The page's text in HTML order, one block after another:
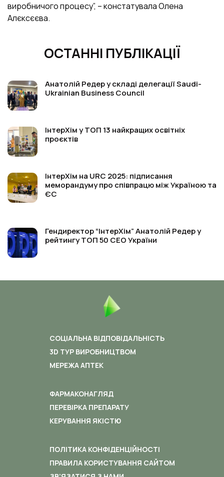
виробничого процесу”, – констатувала Олена
Алєксєєва.
ОСТАННІ ПУБЛІКАЦІЇ
Анатолій Редер у складі делегації Saudi-
Ukrainian Business Council
ІнтерХім у ТОП 13 найкращих освітніх
проєктів
ІнтерХім на URC 2025: підписання
меморандуму про співпрацю між Україною та
ЄС
Гендиректор “ІнтерХім” Анатолій Редер у
рейтингу ТОП 50 СЕО України
СОЦІАЛЬНА ВІДПОВІДАЛЬНІСТЬ
3D ТУР ВИРОБНИЦТВОМ
МЕРЕЖА АПТЕК
ФАРМАКОНАГЛЯД
ПЕРЕВІРКА ПРЕПАРАТУ
КЕРУВАННЯ ЯКІСТЮ
ПОЛІТИКА КОНФІДЕНЦІЙНОСТІ
ПРАВИЛА КОРИСТУВАННЯ САЙТОМ